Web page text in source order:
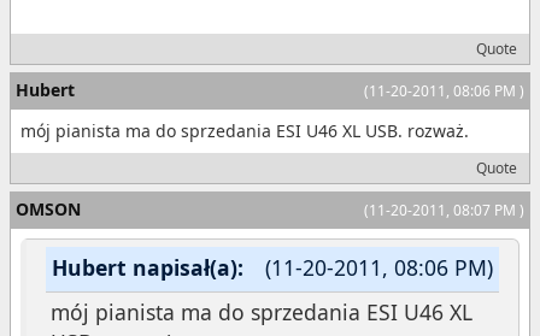
Quote
(11-20-2011, 08:06 PM )
Hubert
mój pianista ma do sprzedania ESI U46 XL USB. rozważ.
Quote
(11-20-2011, 08:07 PM )
OMSON
(11-20-2011, 08:06 PM)
Hubert napisał(a):
mój pianista ma do sprzedania ESI U46 XL